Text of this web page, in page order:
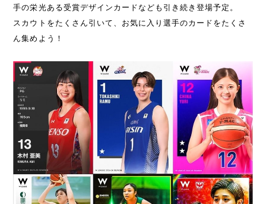
手の栄光ある受賞デザインカードなども引き続き登場予定。
スカウトをたくさん引いて、お気に入り選手のカードをたくさ
ん集めよう！